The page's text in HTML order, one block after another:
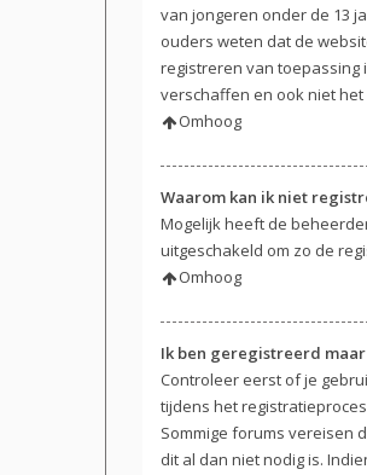
van jongeren onder de 13
ouders weten dat de
registreren van toepassing
verschaffen en ook niet
Omhoog
Waarom kan ik niet
Mogelijk heeft de
uitgeschakeld om zo de
Omhoog
Ik ben geregistreerd
Controleer eerst of je
tijdens het
Sommige forums vereisen
dit al dan niet nodig is.